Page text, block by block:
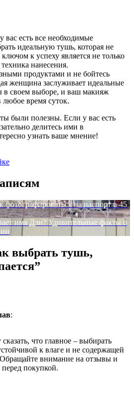
есть все необходимые
идеальную тушь, которая не
к успеху является не только
нанесения.
продуктами и не бойтесь
женщина заслуживает идеальные
в своем выборе, и ваш макияж
любое время суток.
были полезны. Если у вас есть
делитесь ими в
узнать ваше мнение!
фотографироваться на паспорт в 45
имя Дэн? Удивительные факты о
выбрать тушь,
”
:
что главное – выбирать
к влаге и не содержащей
внимание на отзывы и
перед покупкой.